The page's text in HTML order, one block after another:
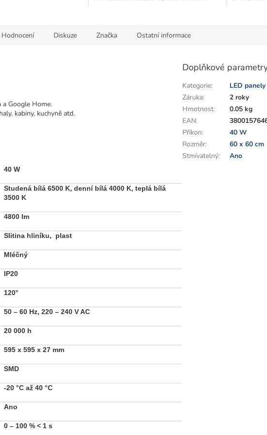
Hodnocení Diskuze Značka Ostatní informace
a Google Home.
kabiny, kuchyně atd.
40 W
Studená bílá 6500 K, denní bílá 4000 K, teplá bílá
3500 K
4800 lm
Slitina hliníku, plast
Mléčný
IP20
120°
50 – 60 Hz, 220 – 240 V AC
20 000 h
595 x 595 x 27 mm
SMD
-20 °C až 40 °C
Ano
0 – 100 %< 1 s
Doplňkové
Kategorie:
LED panely
Záruka:
2 roky
Hmotnost:
0.05 kg
EAN:
Příkon:
40 W
Rozměr:
60 x 60 cm
Stmívatelný: Ano